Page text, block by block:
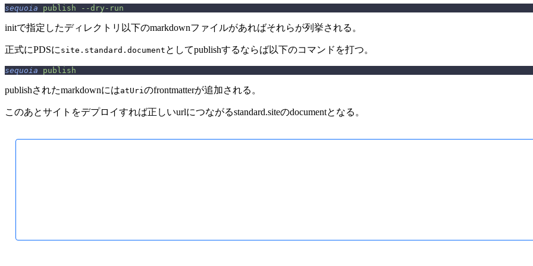
sequoia publish --dry-run
initで指定したディレクトリ以下のmarkdownファイルがあればそれらが列挙される。
正式にPDSに site.standard.document としてpublishするならば以下のコマンドを打つ。
sequoia publish
publishされたmarkdownにはatUri のfrontmatterが追加される。
このあとサイトをデプロイすれば正しいurlにつながるstandard.siteのdocumentとなる。